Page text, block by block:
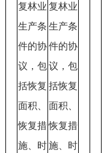
复林业
生产条
件的协
议，包
括恢复
面积、
恢复措
施、时
复林业
生产条
件的协
议，包
括恢复
面积、
恢复措
施、时